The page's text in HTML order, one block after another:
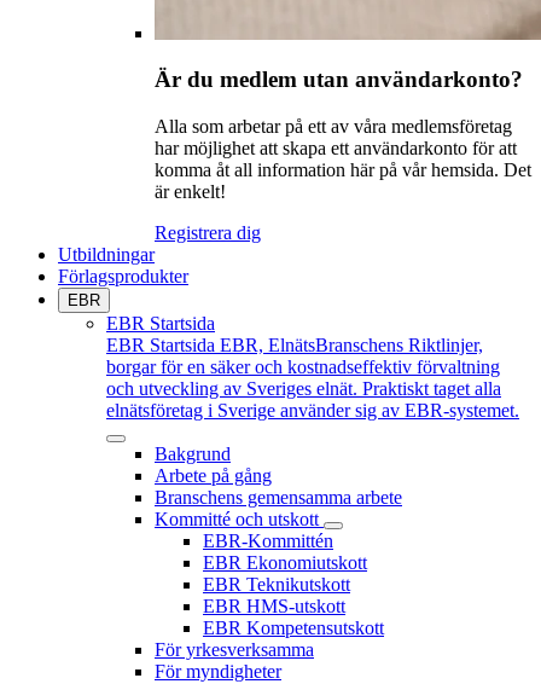
Är du medlem utan användarkonto?
Alla som arbetar på ett av våra medlemsföretag
har möjlighet att skapa ett användarkonto för att
komma åt all information här på vår hemsida. Det
är enkelt!
Registrera dig
Utbildningar
Förlagsprodukter
EBR
EBR Startsida
EBR Startsida EBR, ElnätsBranschens Riktlinjer,
borgar för en säker och kostnadseffektiv förvaltning
och utveckling av Sveriges elnät. Praktiskt taget alla
elnätsföretag i Sverige använder sig av EBR-systemet.
Bakgrund
Arbete på gång
Branschens gemensamma arbete
Kommitté och utskott
EBR-Kommittén
EBR Ekonomiutskott
EBR Teknikutskott
EBR HMS-utskott
EBR Kompetensutskott
För yrkesverksamma
För myndigheter